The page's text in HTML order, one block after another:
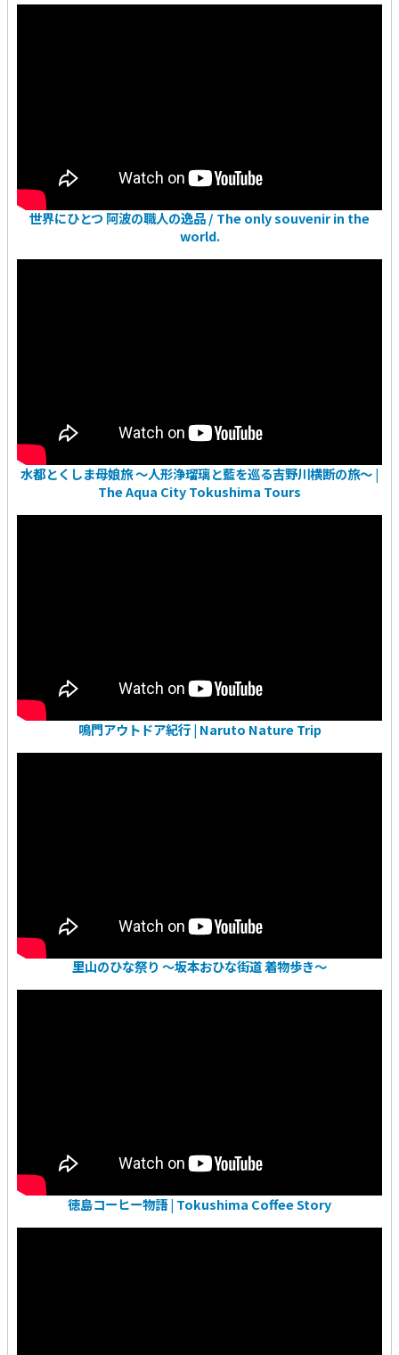
世界にひとつ 阿波の職人の逸品 / The only souvenir in the
world.
水都とくしま母娘旅 〜人形浄瑠璃と藍を巡る吉野川横断の旅〜 |
The Aqua City Tokushima Tours
鳴門アウトドア紀行 | Naruto Nature Trip
里山のひな祭り 〜坂本おひな街道 着物歩き〜
徳島コーヒー物語 | Tokushima Coffee Story